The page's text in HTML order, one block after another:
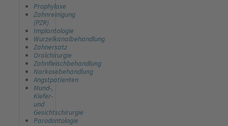
Prophylaxe
Zahnreinigung
(PZR)
Implantologie
Wurzelkanalbehandlung
Zahnersatz
Oralchirurgie
Zahnfleischbehandlung
Narkosebehandlung
Angstpatienten
Mund-,
Kiefer-
und
Gesichtschirurgie
Parodontologie